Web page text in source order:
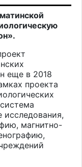
еще в 2018
проекта
исследования,
магнитно-